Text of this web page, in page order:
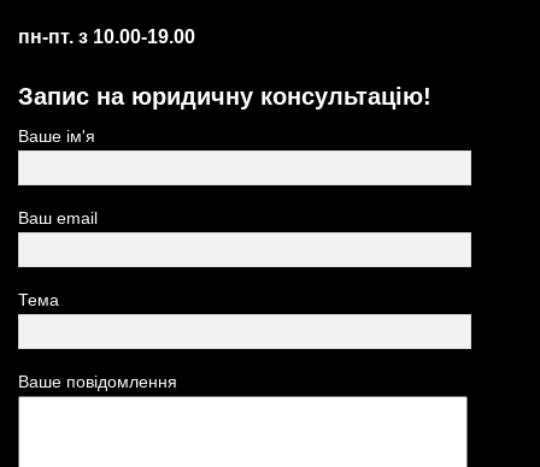
пн-пт. з 10.00-19.00
Запис на юридичну консультацію!
Ваше ім'я
Ваш email
Тема
Ваше повідомлення